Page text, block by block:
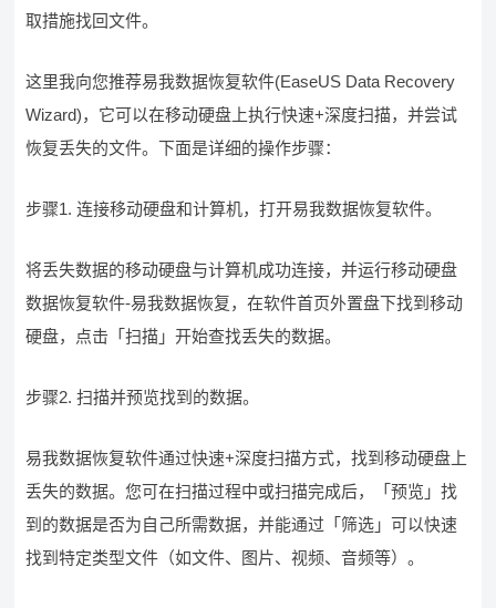
取措施找回文件。
这里我向您推荐易我数据恢复软件(EaseUS Data Recovery
Wizard)，它可以在移动硬盘上执行快速+深度扫描，并尝试
恢复丢失的文件。下面是详细的操作步骤：
步骤1. 连接移动硬盘和计算机，打开易我数据恢复软件。
将丢失数据的移动硬盘与计算机成功连接，并运行移动硬盘
数据恢复软件-易我数据恢复，在软件首页外置盘下找到移动
硬盘，点击「扫描」开始查找丢失的数据。
步骤2. 扫描并预览找到的数据。
易我数据恢复软件通过快速+深度扫描方式，找到移动硬盘上
丢失的数据。您可在扫描过程中或扫描完成后，「预览」找
到的数据是否为自己所需数据，并能通过「筛选」可以快速
找到特定类型文件（如文件、图片、视频、音频等）。